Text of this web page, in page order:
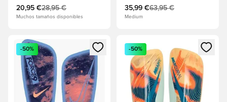
rosa
20,95 €28,95 €
Muchos tamaños disponibles
real/Negro
35,99 €63,95 €
Medium
Abre un modal para iniciar sesión o registrarse como
-50%
Abre un modal para iniciar
-50%